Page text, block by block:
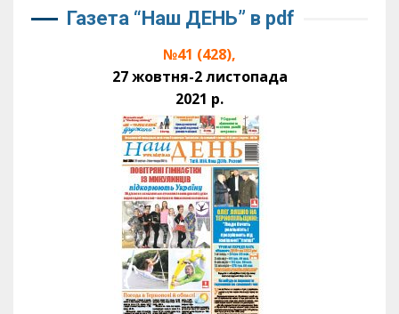
Газета “Наш ДЕНЬ” в pdf
№41 (428),
27 жовтня-2 листопада
2021 р.